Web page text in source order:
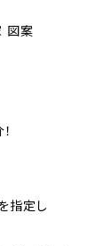
図案
指定し